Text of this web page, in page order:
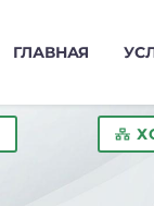
ГЛАВНАЯ